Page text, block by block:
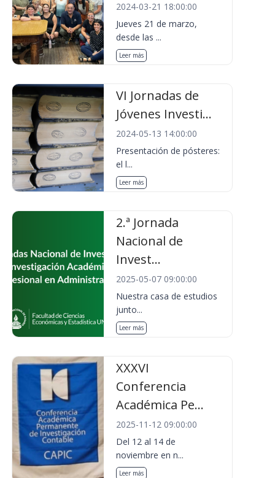
2024-03-21 18:00:00
Jueves 21 de marzo,
desde las ...
Leer más
VI Jornadas de
Jóvenes Investi...
2024-05-13 14:00:00
Presentación de pósteres:
el l...
Leer más
2.ª Jornada
Nacional de
Invest...
2025-05-07 09:00:00
Nuestra casa de estudios
junto...
Leer más
XXXVI
Conferencia
Académica Pe...
2025-11-12 09:00:00
Del 12 al 14 de
noviembre en n...
Leer más